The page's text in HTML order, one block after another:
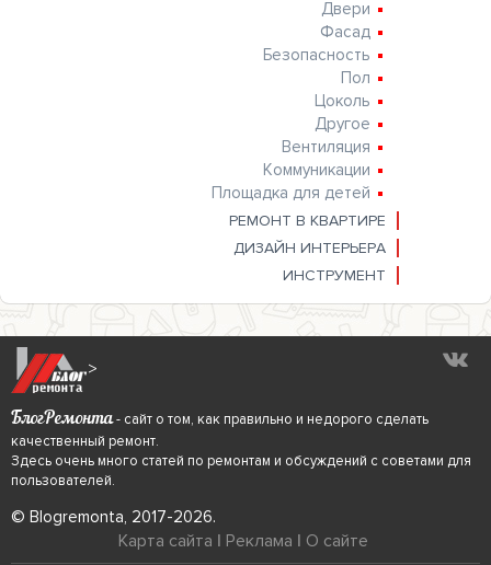
Двери
Фасад
Безопасность
Пол
Цоколь
Другое
Вентиляция
Коммуникации
Площадка для детей
РЕМОНТ В КВАРТИРЕ
ДИЗАЙН ИНТЕРЬЕРА
ИНСТРУМЕНТ
>
БлогРемонта- сайт о том, как правильно и недорого сделать
качественный ремонт.
Здесь очень много статей по ремонтам и обсуждений с советами для
пользователей.
© Blogremonta, 2017-2026.
Карта сайта | Реклама | О сайте